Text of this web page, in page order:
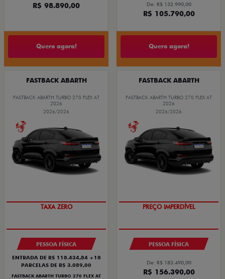
R$ 98.890,00
Quero agora!
De: R$ 132.990,00
R$ 105.790,00
Quero agora!
FASTBACK ABARTH
FASTBACK ABARTH TURBO 270 FLEX AT
2026
2026/2026
TAXA ZERO
PESSOA FÍSICA
ENTRADA DE R$ 118.434,84 +18
PARCELAS DE R$ 3.089,00
FASTBACK ABARTH TURBO 270 FLEX AT
FASTBACK ABARTH
FASTBACK ABARTH TURBO 270 FLEX AT
2026
2026/2026
PREÇO IMPERDÍVEL
PESSOA FÍSICA
De: R$ 183.490,00
R$ 156.390,00